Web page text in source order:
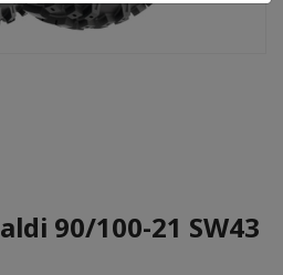
90/100-21 SW43